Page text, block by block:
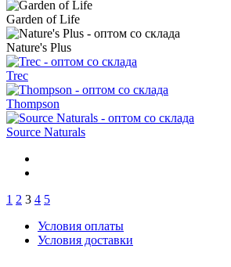
Garden of Life
Nature's Plus
Trec
Thompson
Source Naturals
1 2 3 4 5
Условия оплаты
Условия доставки